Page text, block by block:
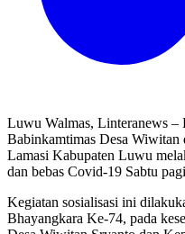
Luwu Walmas, Linteranews –
Babinkamtimas Desa Wiwitan
Lamasi Kabupaten Luwu
dan bebas Covid-19 Sabtu
Kegiatan sosialisasi ini
Bhayangkara Ke-74, pada